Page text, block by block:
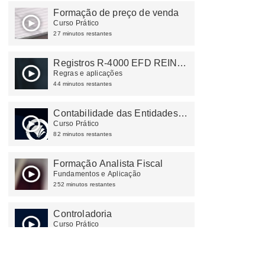
Formação de preço de venda
Curso Prático
27 minutos restantes
Registros R-4000 EFD REINF
2023
Regras e aplicações
44 minutos restantes
Contabilidade das Entidades
do Terceiro Setor
Curso Prático
82 minutos restantes
Formação Analista Fiscal
Fundamentos e Aplicação
252 minutos restantes
Controladoria
Curso Prático